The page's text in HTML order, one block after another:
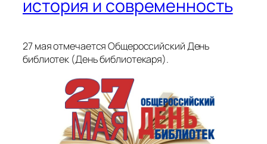
история и современность
27 мая отмечается Общероссийский День
библиотек (День библиотекаря).